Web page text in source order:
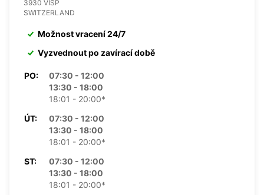
3930 VISP
SWITZERLAND
Možnost vracení 24/7
Vyzvednout po zavírací době
PO:
07:30 - 12:00
13:30 - 18:00
18:01 - 20:00*
ÚT:
07:30 - 12:00
13:30 - 18:00
18:01 - 20:00*
ST:
07:30 - 12:00
13:30 - 18:00
18:01 - 20:00*